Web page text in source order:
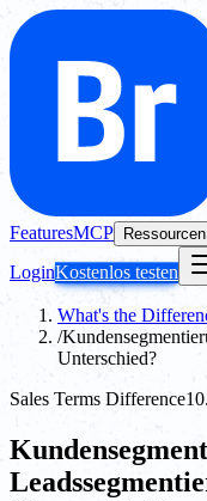
FeaturesMCP Ressourcen
LoginKostenlos testen
What's the
/
Unterschied?
Sales Terms Difference